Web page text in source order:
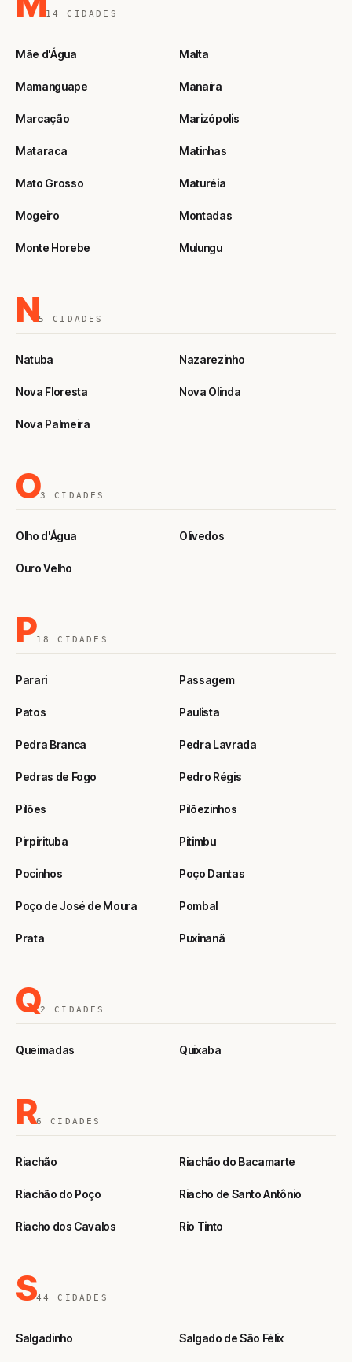
14 CIDADES
Mãe d'Água Malta
Mamanguape Manaíra
Marcação Marizópolis
Mataraca Matinhas
Mato Grosso Maturéia
Mogeiro Montadas
Monte Horebe Mulungu
N5 CIDADES
Natuba Nazarezinho
Nova Floresta Nova Olinda
Nova Palmeira
O3 CIDADES
Olho d'Água Olivedos
Ouro Velho
P18 CIDADES
Parari Passagem
Patos Paulista
Pedra Branca Pedra Lavrada
Pedras de Fogo Pedro Régis
Pilões Pilõezinhos
Pirpirituba Pitimbu
Pocinhos Poço Dantas
Poço de José de Moura Pombal
Prata Puxinanã
Q2 CIDADES
Queimadas Quixaba
R6 CIDADES
Riachão Riachão do Bacamarte
Riachão do Poço Riacho de Santo Antônio
Riacho dos Cavalos Rio Tinto
S44 CIDADES
Salgadinho Salgado de São Félix